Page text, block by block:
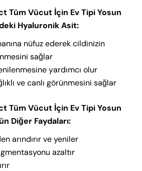
Tüm Vücut İçin Ev Tipi Yosun
Hyaluronik Asit:
nüfuz ederek cildinizin
sağlar
yardımcı olur
ve canlı görünmesini sağlar
Tüm Vücut İçin Ev Tipi Yosun
Diğer Faydaları:
arındırır ve yeniler
azaltır